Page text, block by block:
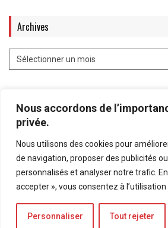
Nous accordons de
privée.
Nous utilisons des cookies pour
de navigation, proposer des publicités
personnalisés et analyser notre trafic.
accepter », vous consentez à l’utilisation
Personnaliser Tout rejeter
Archives
Mentions légales Politique de
Bluesky
LinkedIn
Twitter